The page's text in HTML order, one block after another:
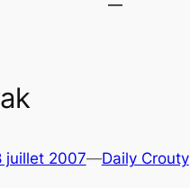
juillet 2007—Daily Crouty